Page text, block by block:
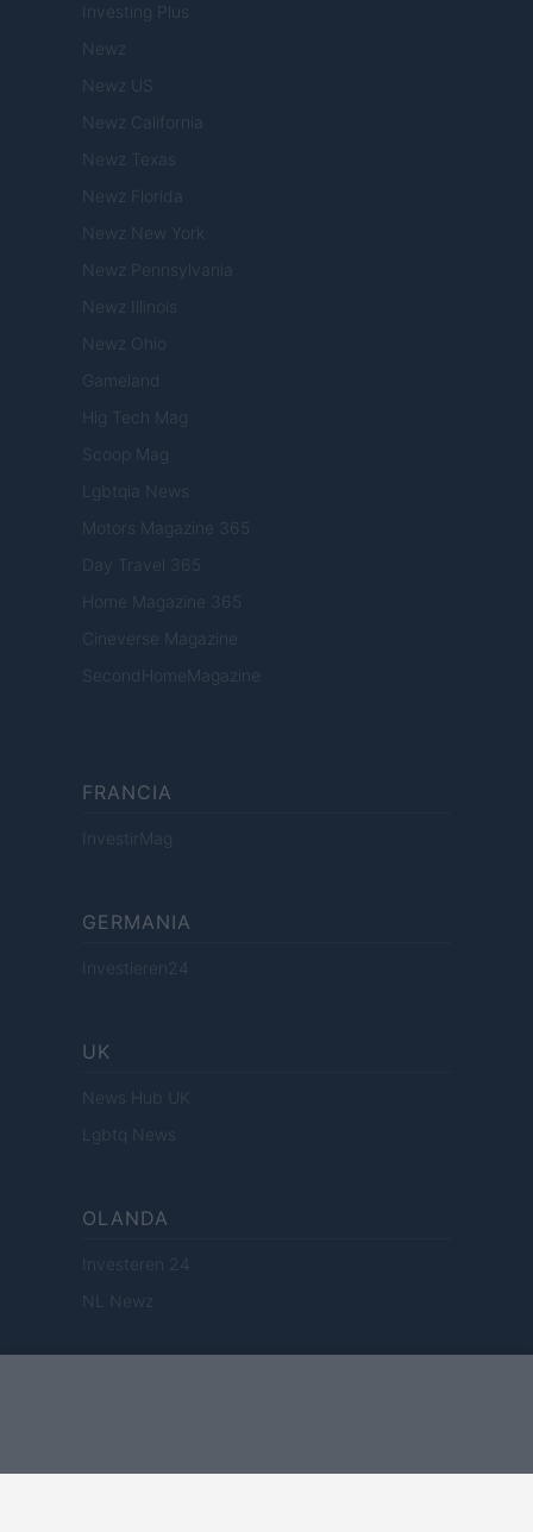
Investing Plus
Newz
Newz US
Newz California
Newz Texas
Newz Florida
Newz New York
Newz Pennsylvania
Newz Illinois
Newz Ohio
Gameland
Hig Tech Mag
Scoop Mag
Lgbtqia News
Motors Magazine 365
Day Travel 365
Home Magazine 365
Cineverse Magazine
SecondHomeMagazine
FRANCIA
InvestirMag
GERMANIA
Investieren24
UK
News Hub UK
Lgbtq News
OLANDA
Investeren 24
NL Newz